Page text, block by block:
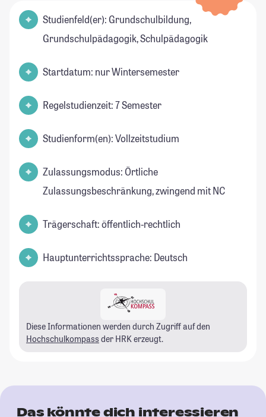
Studienfeld(er): Grundschulbildung,
Grundschulpädagogik, Schulpädagogik
Startdatum: nur Wintersemester
Regelstudienzeit: 7 Semester
Studienform(en): Vollzeitstudium
Zulassungsmodus: Örtliche
Zulassungsbeschränkung, zwingend mit NC
Trägerschaft: öffentlich-rechtlich
Hauptunterrichtssprache: Deutsch
Diese Informationen werden durch Zugriff auf den
Hochschulkompass der HRK erzeugt.
Das könnte dich interessieren